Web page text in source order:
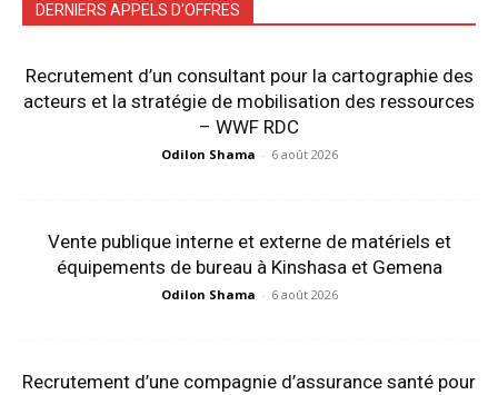
DERNIERS APPELS D'OFFRES
Recrutement d’un consultant pour la cartographie des
acteurs et la stratégie de mobilisation des ressources
– WWF RDC
Odilon Shama - 6 août 2026
Vente publique interne et externe de matériels et
équipements de bureau à Kinshasa et Gemena
Odilon Shama - 6 août 2026
Recrutement d’une compagnie d’assurance santé pour